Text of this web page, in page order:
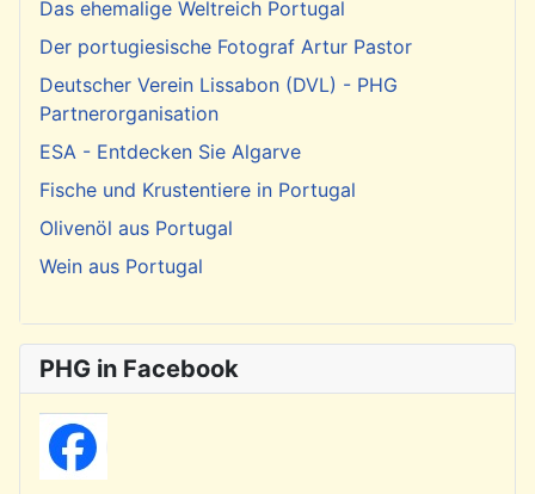
Das ehemalige Weltreich Portugal
Der portugiesische Fotograf Artur Pastor
Deutscher Verein Lissabon (DVL) - PHG
Partnerorganisation
ESA - Entdecken Sie Algarve
Fische und Krustentiere in Portugal
Olivenöl aus Portugal
Wein aus Portugal
PHG in Facebook